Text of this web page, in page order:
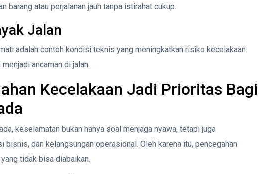
barang atau perjalanan jauh tanpa istirahat cukup.
Jalan
adalah contoh kondisi teknis yang meningkatkan risiko kecelakaan.
ancaman di jalan.
Kecelakaan Jadi Prioritas Bagi
keselamatan bukan hanya soal menjaga nyawa, tetapi juga
dan kelangsungan operasional. Oleh karena itu, pencegahan
tidak bisa diabaikan.